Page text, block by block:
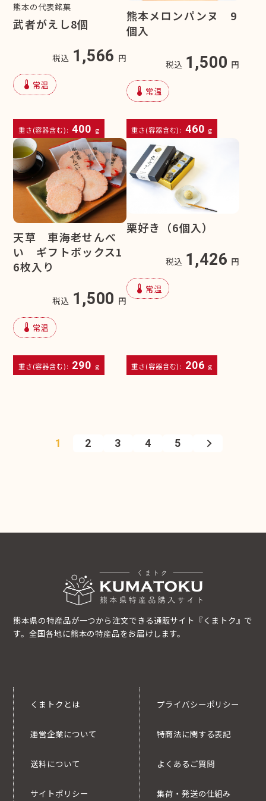
熊本の代表銘菓
武者がえし8個
税込 1,566 円
device_thermostat 常温
重さ(容器含む): 400 g
熊本メロンパンヌ 9
個入
税込 1,500 円
device_thermostat 常温
重さ(容器含む): 460 g
天草 車海老せんべ
い ギフトボックス1
6枚入り
税込 1,500 円
device_thermostat 常温
重さ(容器含む): 290 g
栗好き（6個入）
税込 1,426 円
device_thermostat 常温
重さ(容器含む): 206 g
1 2 3 4 5
熊本県の特産品が一つから注文できる通販サイト『くまトク』で
す。全国各地に熊本の特産品をお届けします。
くまトクとは
運営企業について
送料について
サイトポリシー
プライバシーポリシー
特商法に関する表記
よくあるご質問
集荷・発送の仕組み